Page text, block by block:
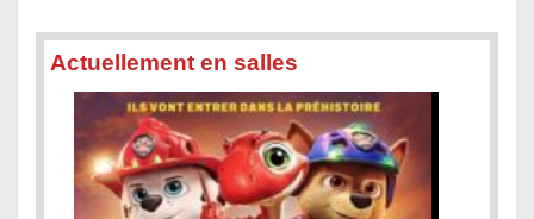
Actuellement en salles